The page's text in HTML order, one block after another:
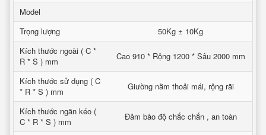
Model
Trọng lượng
50Kg ± 10Kg
Kích thước ngoài ( C *
R * S ) mm
Cao 910 * Rộng 1200 * Sâu 2000 mm
Kích thước sử dụng ( C
* R * S ) mm
Giường nằm thoải mái, rộng rãi
Kích thước ngăn kéo (
C * R * S ) mm
Đảm bảo độ chắc chắn , an toàn